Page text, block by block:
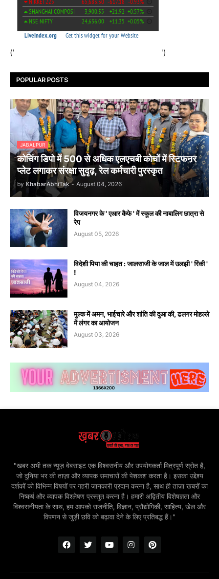
(' ')
POPULAR POSTS
JABALPUR
कोचिंग डिपो में 500 से अधिक एलएचबी कोचों में स्टिफऩर
प्लेट लगाकर संरक्षा सुदृढ़, रेल कर्मचारी पुरस्कृत
by KhabarAbhiTak - August 04, 2026
विजयनगर के ' एआर कैफे ' में स्कूल की नाबालिग छात्रा से
रेप
August 05, 2026
विदेशी पिया की चाहत : जालसाजी के जाल में उलझी ' रिंकी '
!
August 04, 2026
मुल्क में अमन, भाईचारे और शांति की दुआ की, ढलगर मोहल्ले
में लंगर का आयोजन
August 03, 2026
"खबर अभी तक न्यूज़ वेबसाइट एक विश्वसनीय और उपयोगकर्ता मित्रपूर्ण स्रोत है,
जो दुनिया भर की ताज़ा और व्यापक समाचारों की पेशकश करता है। इसका उद्देश्य
दर्शकों को विभिन्न विषयों पर गहरी जानकारी प्रदान करना है, साथ ही ताज़ा खबरों का
निष्कर्ष और व्यापक विश्लेषण प्रस्तुत करना है। हमारी अद्वितीय विशेषज्ञता और
विश्वसनीयता के साथ, हम आपको राजनीति, विज्ञान, प्रौद्योगिकी, साहित्य, खेल और
विपणन से जुड़ी छवि को बढ़ावा देने के लिए प्रतिबद्ध हैं।"